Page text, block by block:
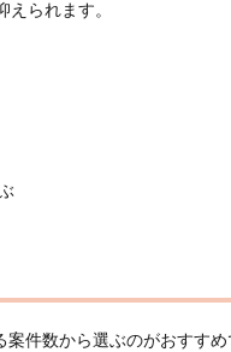
えられます。
案件数から選ぶのがおすすめ